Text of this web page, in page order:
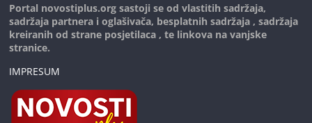
Portal novostiplus.org sastoji se od vlastitih sadržaja,
sadržaja partnera i oglašivača, besplatnih sadržaja , sadržaja
kreiranih od strane posjetilaca , te linkova na vanjske
stranice.
IMPRESUM